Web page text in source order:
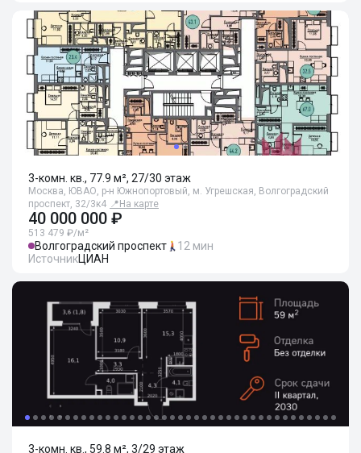
3-комн. кв., 77.9 м², 27/30 этаж
Москва, ЮВАО, р-н Южнопортовый, м. Угрешская, Волгоградский
проспект, 32/3к4 📍 На карте
40 000 000 ₽
513 479 ₽/м²
Волгоградский проспект
12 мин
ИсточникЦИАН
3-комн. кв., 59.8 м², 3/29 этаж